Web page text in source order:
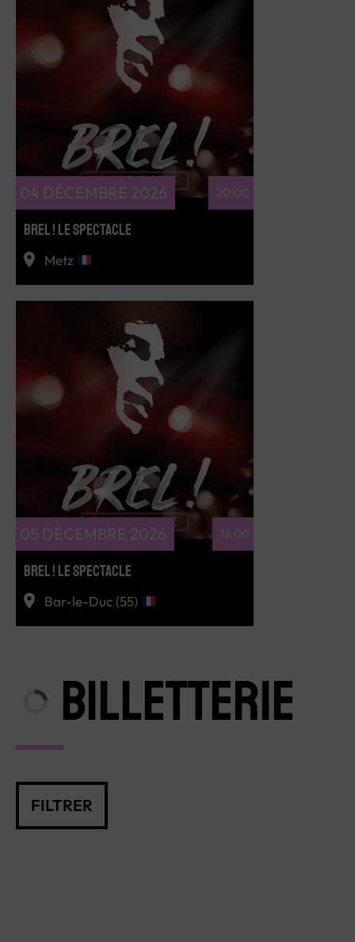
RÉSERVEZ
04 DÉCEMBRE 2026 20:00
BREL ! LE SPECTACLE
Metz
RÉSERVEZ
05 DÉCEMBRE 2026 18:00
BREL ! LE SPECTACLE
Bar-le-Duc (55)